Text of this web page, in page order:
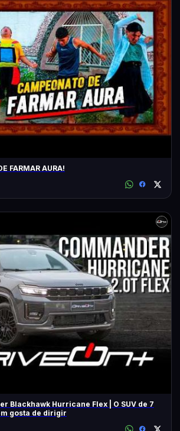
FARMAR AURA!
Blackhawk Hurricane Flex | O SUV de 7
gosta de dirigir